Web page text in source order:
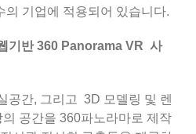
의 기업에 적용되어 있습니다.
기반 360 Panorama VR 사
공간, 그리고 3D 모델링 및 렌
공간을 360파노라마로 제작